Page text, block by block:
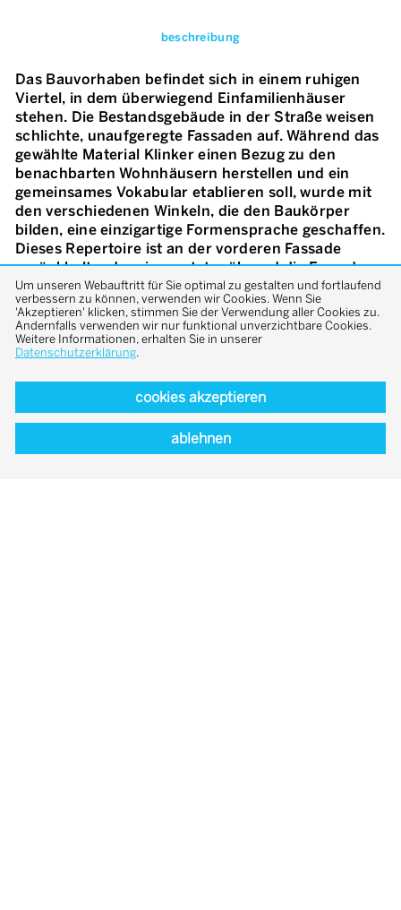
beschreibung
Das Bauvorhaben befindet sich in einem ruhigen
Viertel, in dem überwiegend Einfamilienhäuser
stehen. Die Bestandsgebäude in der Straße weisen
schlichte, unaufgeregte Fassaden auf. Während das
gewählte Material Klinker einen Bezug zu den
benachbarten Wohnhäusern herstellen und ein
gemeinsames Vokabular etablieren soll, wurde mit
den verschiedenen Winkeln, die den Baukörper
bilden, eine einzigartige Formensprache geschaffen.
Dieses Repertoire ist an der vorderen Fassade
zurückhaltender eingesetzt, während die Fassade,
die sich zum Garten hin öffnet, so konzipiert ist,
dass sie mehr Sonnenlicht einfängt und den Garten
mit ihren großzügigen Gesten umarmt. Im Inneren
des Gebäudes sollen alle Bögen und Winkel in Form
von Kubaturen wahrgenommen werden können.
Daher empfängt uns im Erdgeschoss ein sehr freier
und großzügiger Grundriss, der fast keine Trennung
zwischen den Funktionen etabliert, was fließenden
Übergänge und einem offenen Wohnbereich
entstehen lässt.
Um unseren Webauftritt für Sie optimal zu gestalten und fortlaufend
verbessern zu können, verwenden wir Cookies. Wenn Sie
'Akzeptieren' klicken, stimmen Sie der Verwendung aller Cookies zu.
Andernfalls verwenden wir nur funktional unverzichtbare Cookies.
Weitere Informationen, erhalten Sie in unserer
Datenschutzerklärung.
cookies akzeptieren
ablehnen